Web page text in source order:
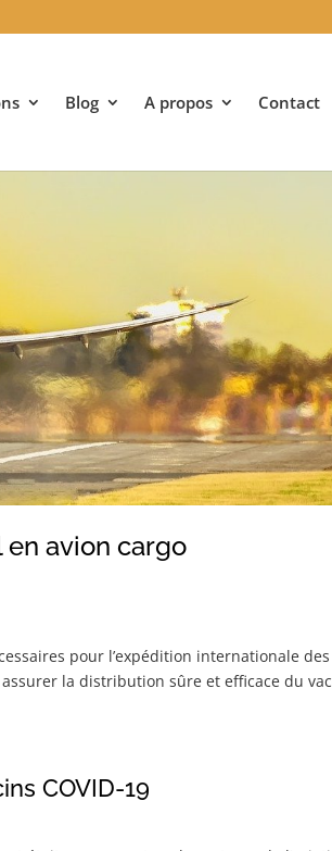
Blog A propos Contact
en avion cargo
pour l’expédition internationale des
la distribution sûre et efficace du
COVID-19